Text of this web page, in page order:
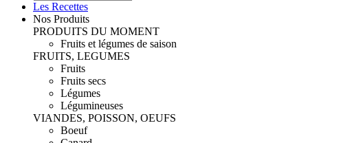
Les Recettes
Nos Produits
PRODUITS DU MOMENT
Fruits et légumes de saison
FRUITS, LEGUMES
Fruits
Fruits secs
Légumes
Légumineuses
VIANDES, POISSON, OEUFS
Boeuf